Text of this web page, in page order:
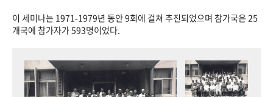
이 세미나는 1971-1979년 동안 9회에 걸쳐 추진되었으며 참가국은 25
개국에 참가자가 593명이었다.